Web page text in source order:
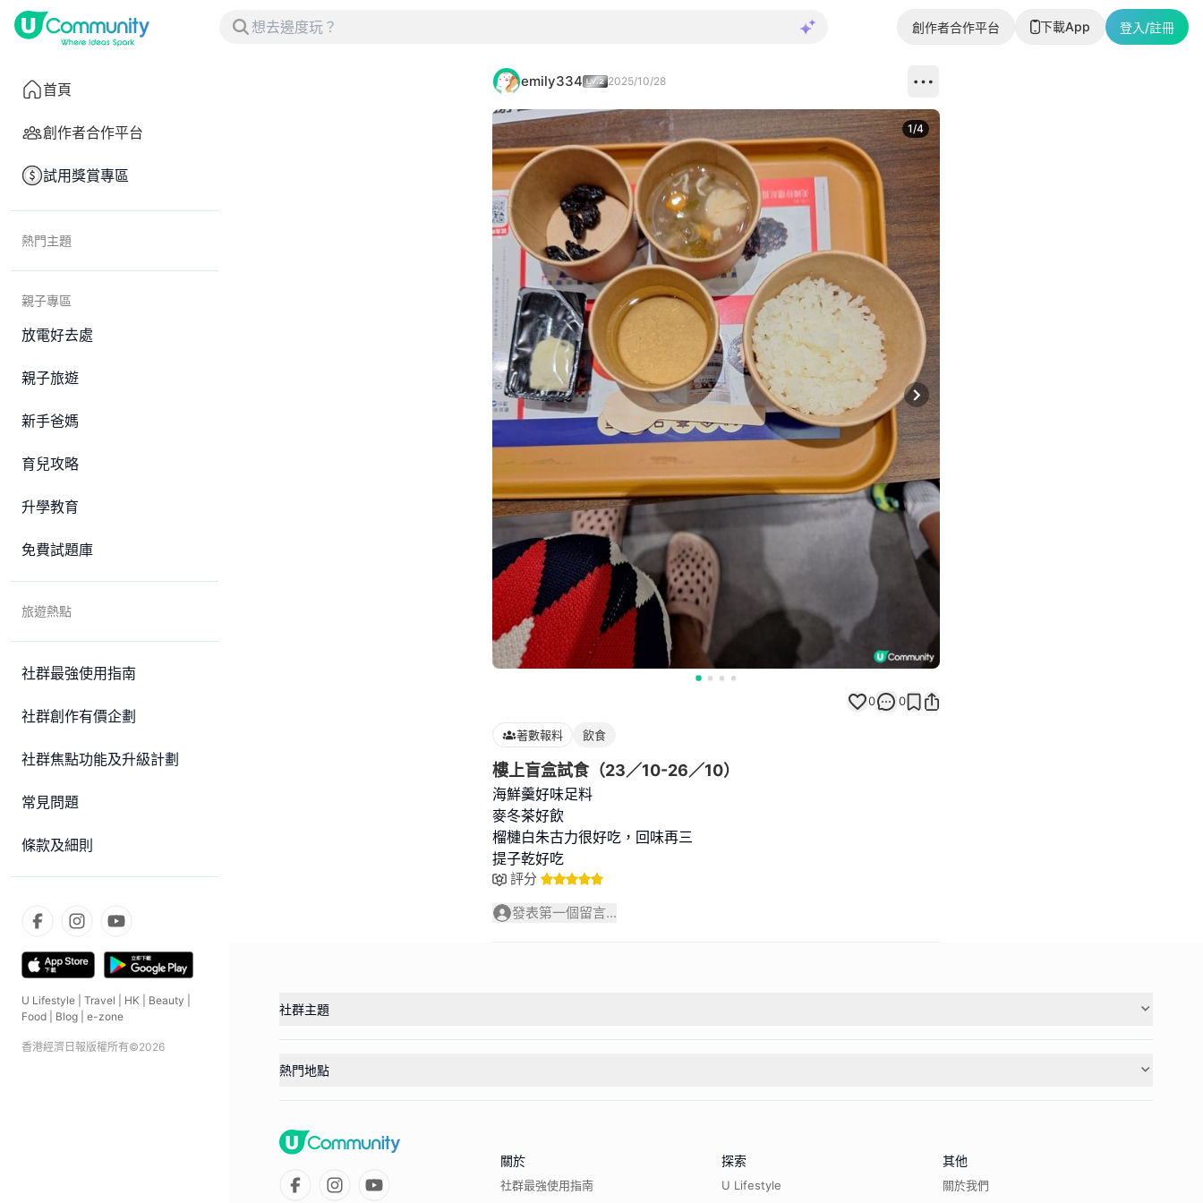
創作者合作平台 下載App 登入/註冊
首頁
創作者合作平台
試用獎賞專區
熱門主題
親子專區
放電好去處
親子旅遊
新手爸媽
育兒攻略
升學教育
免費試題庫
旅遊熱點
社群最強使用指南
社群創作有價企劃
社群焦點功能及升級計劃
常見問題
條款及細則
U Lifestyle Travel HK Beauty
Food
Blog e-zone
香港經濟日報版權所有©2026
emily334 2025/10/28
Next slide
1/4
0 0
著數報料 飲食
樓上盲盒試食（23／10-26／10）
海鮮羹好味足料
麥冬茶好飲
榴槤白朱古力很好吃，回味再三
提子乾好吃
評分
發表第一個留言...
社群主題
熱門地點
關於
社群最強使用指南
探索
U Lifestyle
其他
關於我們